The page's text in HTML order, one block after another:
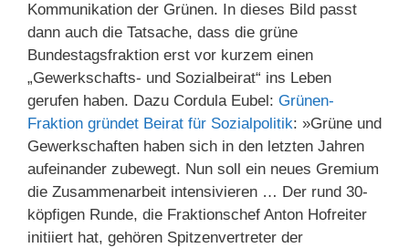
Kommunikation der Grünen. In dieses Bild passt
dann auch die Tatsache, dass die grüne
Bundestagsfraktion erst vor kurzem einen
„Gewerkschafts- und Sozialbeirat“ ins Leben
gerufen haben. Dazu Cordula Eubel: Grünen-
Fraktion gründet Beirat für Sozialpolitik: »Grüne und
Gewerkschaften haben sich in den letzten Jahren
aufeinander zubewegt. Nun soll ein neues Gremium
die Zusammenarbeit intensivieren … Der rund 30-
köpfigen Runde, die Fraktionschef Anton Hofreiter
initiiert hat, gehören Spitzenvertreter der